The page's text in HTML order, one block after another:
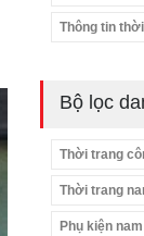
Thông tin
Bộ lọc
Thời trang
Thời trang
Phụ kiện nam